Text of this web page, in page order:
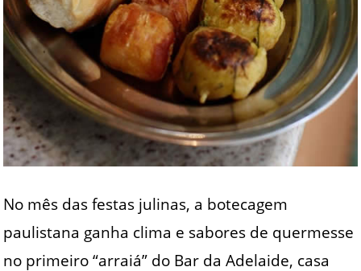
No mês das festas julinas, a botecagem
paulistana ganha clima e sabores de quermesse
no primeiro “arraiá” do Bar da Adelaide, casa